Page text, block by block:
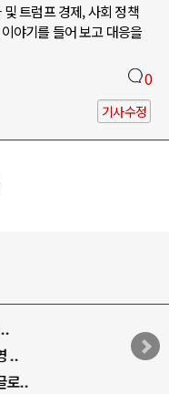
트럼프 경제, 사회 정책
야기를 들어 보고 대응을
0
기사수정